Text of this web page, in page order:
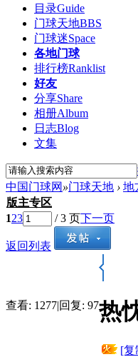
目录Guide
门球天地BBS
门球迷Space
各地门球
排行榜Ranklist
好友
分享Share
相册Album
日志Blog
文集
中国门球网 »门球天地 › 地
版主专区
123 / 3 页下一页
返回列表
查看: 1277|回复: 97热
[复